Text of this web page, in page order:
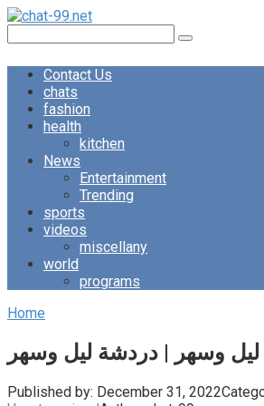
Skip
content
Contact Us
chats
fashion
health
kitchen
News
Entertainment
Trending
sports
videos
miscellany
world
programs
Home
وسهر | دردشة ليل وسهر
Published by: December 31, 2022